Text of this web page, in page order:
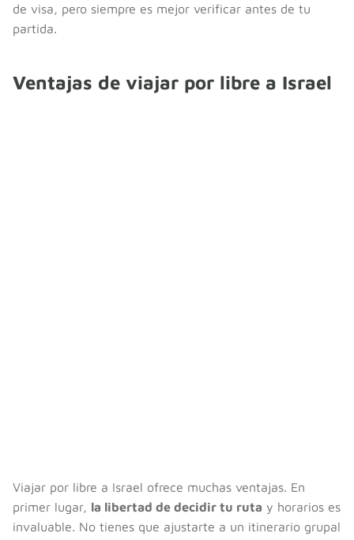
de visa, pero siempre es mejor verificar antes de tu
partida.
Ventajas de viajar por libre a Israel
Viajar por libre a Israel ofrece muchas ventajas. En
primer lugar, la libertad de decidir tu ruta y horarios es
invaluable. No tienes que ajustarte a un itinerario grupal